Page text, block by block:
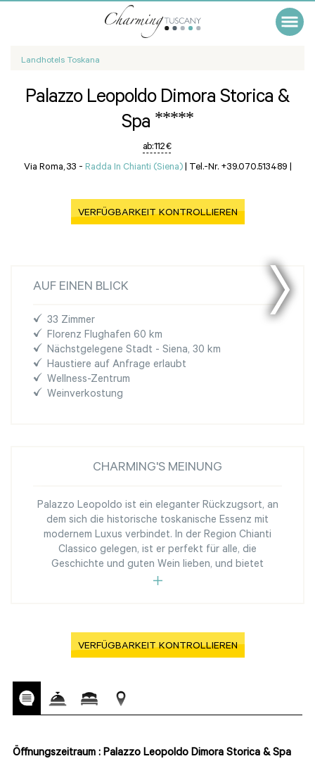
Landhotels Toskana
Palazzo Leopoldo Dimora Storica &
Spa *****
ab:112 €
Via Roma, 33 - Radda In Chianti (Siena) | Tel.-Nr. +39.070.513489 |
VERFÜGBARKEIT KONTROLLIEREN
AUF EINEN BLICK
33 Zimmer
Florenz Flughafen 60 km
Nächstgelegene Stadt - Siena, 30 km
Haustiere auf Anfrage erlaubt
Wellness-Zentrum
Weinverkostung
CHARMING'S MEINUNG
Palazzo Leopoldo ist ein eleganter Rückzugsort, an
dem sich die historische toskanische Essenz mit
modernem Luxus verbindet. In der Region Chianti
Classico gelegen, ist er perfekt für alle, die
Geschichte und guten Wein lieben, und bietet
VERFÜGBARKEIT KONTROLLIEREN
Öffnungszeitraum : Palazzo Leopoldo Dimora Storica & Spa